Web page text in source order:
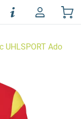
UHLSPORT Ado